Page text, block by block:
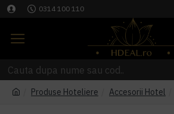
0314 100 110
Produse Hoteliere Accesorii Hotel